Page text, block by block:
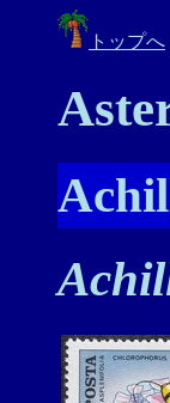
トップへ